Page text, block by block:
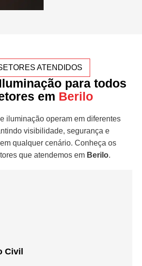
ATENDIDOS
para todos
em Berilo
iluminação operam em diferentes
visibilidade, segurança e
qualquer cenário. Conheça os
que atendemos em Berilo.
Civil